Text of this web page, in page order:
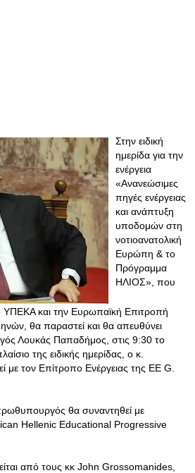
Στην ειδική
ημερίδα για την
ενέργεια
«Ανανεώσιμες
πηγές ενέργειας
και ανάπτυξη
υποδομών στη
νοτιοανατολική
Ευρώπη & το
Πρόγραμμα
ΗΛΙΟΣ», που
ΥΠΕΚΑ και την Ευρωπαϊκή Επιτροπή
θα παραστεί και θα απευθύνει
Λουκάς Παπαδήμος, στις 9:30 το
της ειδικής ημερίδας, ο κ.
με τον Επίτροπο Ενέργειας της ΕΕ G.
θα συναντηθεί με
Hellenic Educational Progressive
από τους κκ John Grossomanides,